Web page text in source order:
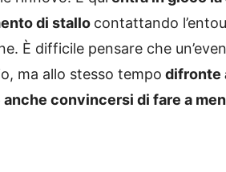
di stallo contattando
È difficile pensare che
ma allo stesso tempo difronte
convincersi di fare a